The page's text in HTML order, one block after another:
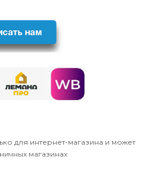
для интернет-магазина и может
магазинах